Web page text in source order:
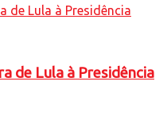
de Lula à Presidência